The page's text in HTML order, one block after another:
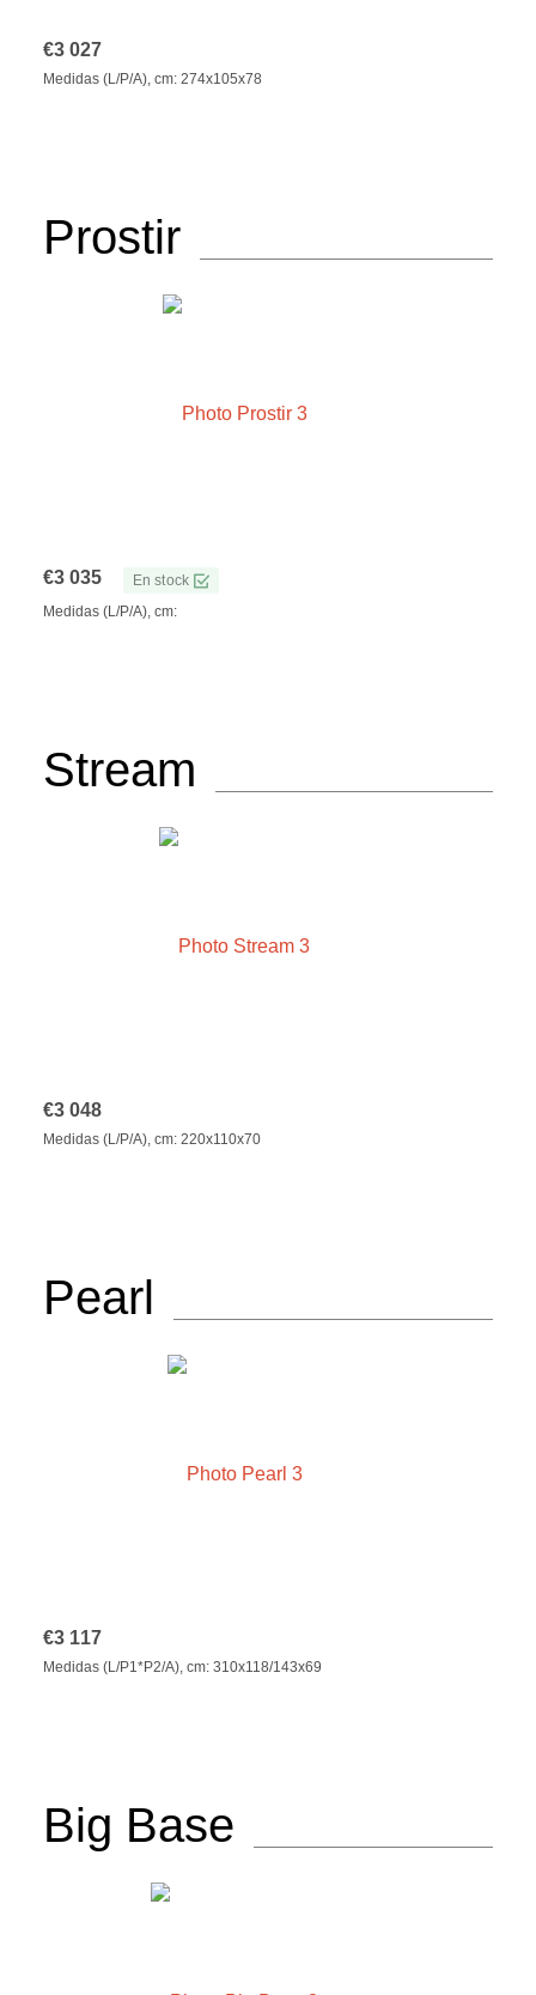
€3 027
Medidas (L/P/A), cm: 274x105x78
Prostir
€3 035
En stock
Medidas (L/P/A), cm:
Stream
€3 048
Medidas (L/P/A), cm: 220x110x70
Pearl
€3 117
Medidas (L/P1*P2/A), cm: 310x118/143x69
Big Base